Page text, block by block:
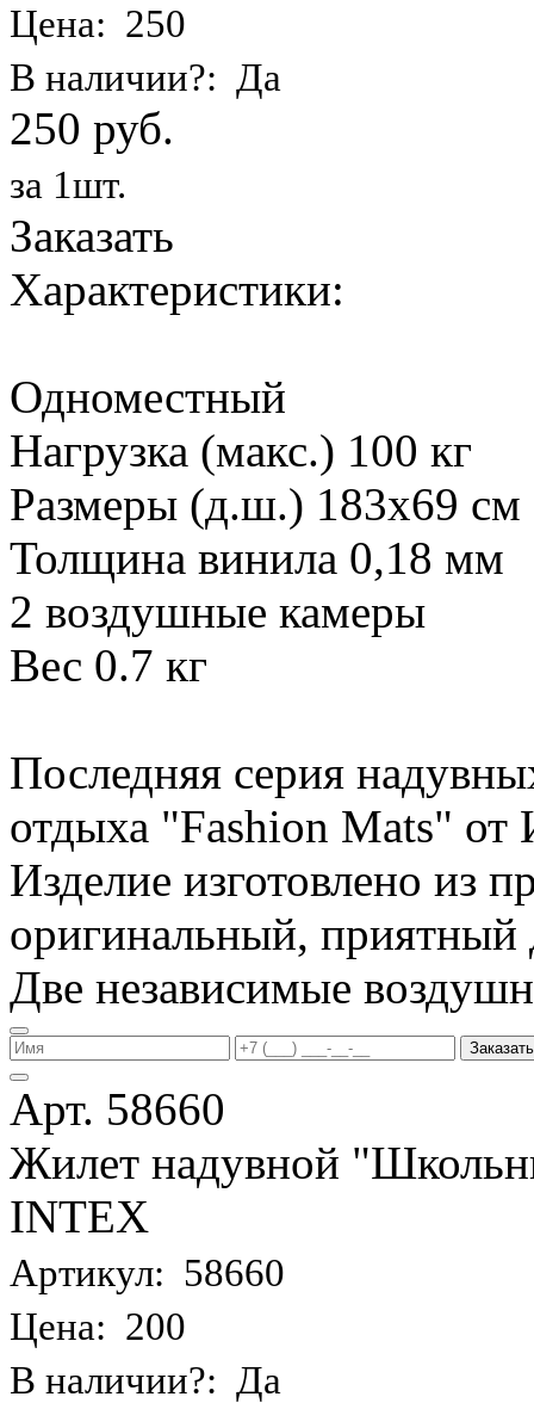
Цена: 250
В наличии?: Да
250 руб.
за 1шт.
Заказать
Характеристики:
Одноместный
Нагрузка (макс.) 100 кг
Размеры (д.ш.) 183х69 см
Толщина винила 0,18 мм
2 воздушные камеры
Вес 0.7 кг
Последняя серия
отдыха "Fashion Mats"
Изделие изготовлено из
оригинальный, приятный
Две независимые
Заказать
Арт. 58660
Жилет надувной
INTEX
Артикул: 58660
Цена: 200
В наличии?: Да